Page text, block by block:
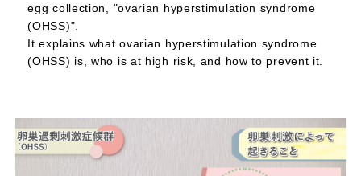
egg collection, "ovarian hyperstimulation syndrome
(OHSS)".
It explains what ovarian hyperstimulation syndrome
(OHSS) is, who is at high risk, and how to prevent it.